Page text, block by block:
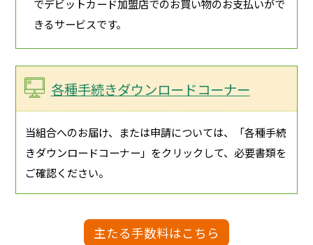
でデビットカード加盟店でのお買い物のお支払いがで
きるサービスです。
各種手続きダウンロードコーナー
当組合へのお届け、または申請については、「各種手続
きダウンロードコーナー」をクリックして、必要書類を
ご確認ください。
主たる手数料はこちら